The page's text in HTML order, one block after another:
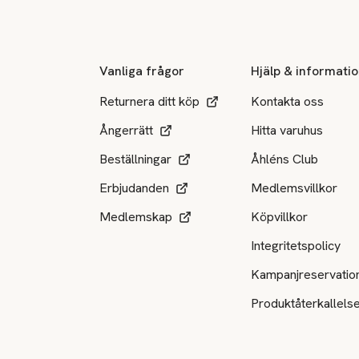
Vanliga frågor
Returnera ditt köp
Ångerrätt
Beställningar
Erbjudanden
Medlemskap
Hjälp &
Kontakta oss
Hitta varuhus
Åhléns Club
Medlemsvillkor
Köpvillkor
Integritetspolicy
Produktåterkallelse